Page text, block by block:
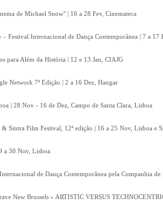
de Michael Snow" | 16 a 28 Fev, Cinemateca
– Festival Internacional de Dança Contemporânea | 7 a 17
para Além da História | 12 e 13 Jan, CIAJG
Network 7ª Edição | 2 a 16 Dez, Hangar
| 28 Nov - 16 de Dez, Campo de Santa Clara, Lisboa
Sintra Film Festival, 12ª edição | 16 a 25 Nov, Lisboa e
a 30 Nov, Lisboa
de Dança Contemporânea pela Companhia
New Brussels » ARTISTIC VERSUS